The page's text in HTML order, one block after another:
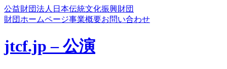
公益財団法人日本伝統文化振興財団
財団ホームページ事業概要お問い合わせ
jtcf.jp – 公演